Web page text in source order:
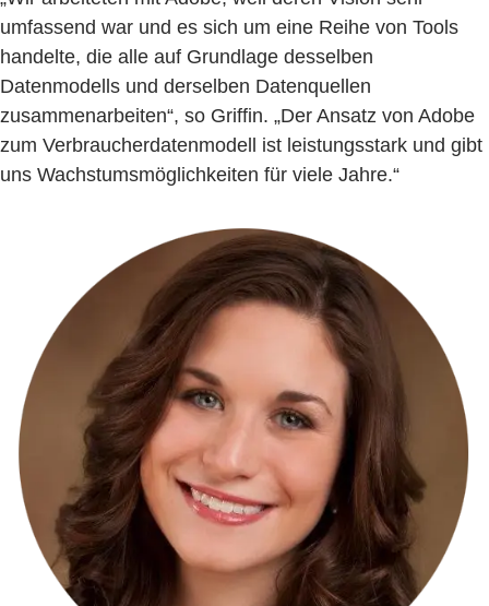
umfassend war und es sich um eine Reihe von Tools
handelte, die alle auf Grundlage desselben
Datenmodells und derselben Datenquellen
zusammenarbeiten“, so Griffin. „Der Ansatz von Adobe
zum Verbraucherdatenmodell ist leistungsstark und gibt
uns Wachstumsmöglichkeiten für viele Jahre.“